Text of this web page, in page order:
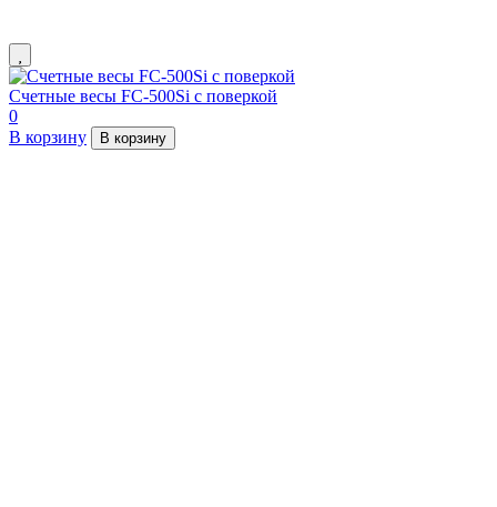
Счетные весы FC-500Si с поверкой
0
В корзину
В корзину